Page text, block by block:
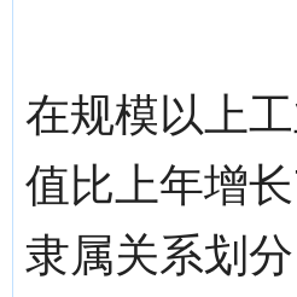
在规模以上
值比上年增
隶属关系划